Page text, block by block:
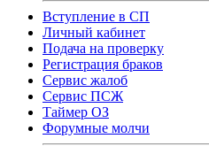
Вступление в СП
Личный кабинет
Подача на проверку
Регистрация браков
Сервис жалоб
Сервис ПСЖ
Таймер ОЗ
Форумные молчи